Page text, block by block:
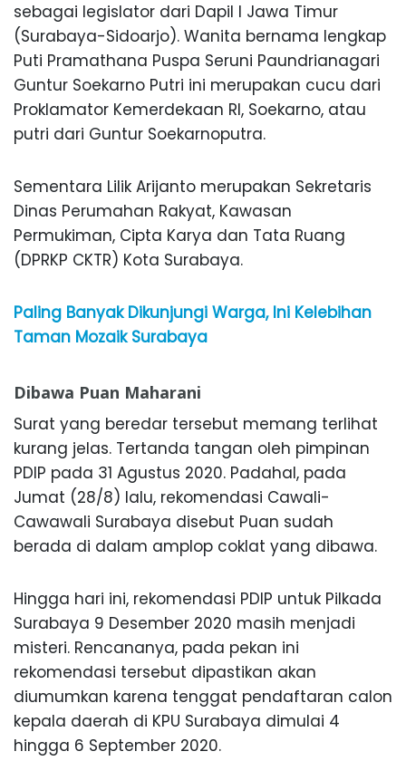
sebagai legislator dari Dapil I Jawa Timur
(Surabaya-Sidoarjo). Wanita bernama lengkap
Puti Pramathana Puspa Seruni Paundrianagari
Guntur Soekarno Putri ini merupakan cucu dari
Proklamator Kemerdekaan RI, Soekarno, atau
putri dari Guntur Soekarnoputra.
Sementara Lilik Arijanto merupakan Sekretaris
Dinas Perumahan Rakyat, Kawasan
Permukiman, Cipta Karya dan Tata Ruang
(DPRKP CKTR) Kota Surabaya.
Paling Banyak Dikunjungi Warga, Ini Kelebihan
Taman Mozaik Surabaya
Dibawa Puan Maharani
Surat yang beredar tersebut memang terlihat
kurang jelas. Tertanda tangan oleh pimpinan
PDIP pada 31 Agustus 2020. Padahal, pada
Jumat (28/8) lalu, rekomendasi Cawali-
Cawawali Surabaya disebut Puan sudah
berada di dalam amplop coklat yang dibawa.
Hingga hari ini, rekomendasi PDIP untuk Pilkada
Surabaya 9 Desember 2020 masih menjadi
misteri. Rencananya, pada pekan ini
rekomendasi tersebut dipastikan akan
diumumkan karena tenggat pendaftaran calon
kepala daerah di KPU Surabaya dimulai 4
hingga 6 September 2020.